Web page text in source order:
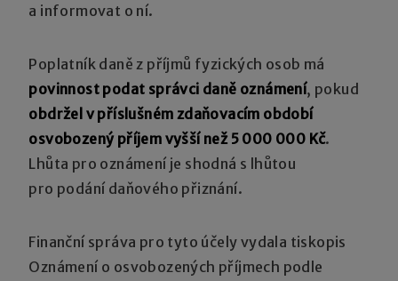
a informovat o ní.
Poplatník daně z příjmů fyzických osob má
povinnost podat správci daně oznámení, pokud
obdržel v příslušném zdaňovacím období
osvobozený příjem vyšší než 5 000 000 Kč.
Lhůta pro oznámení je shodná s lhůtou
pro podání daňového přiznání.
Finanční správa pro tyto účely vydala tiskopis
Oznámení o osvobozených příjmech podle